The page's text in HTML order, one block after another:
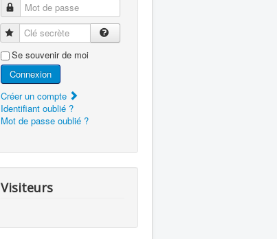
Mot de passe
Clé secrète
Se souvenir de moi
Connexion
Créer un compte
Identifiant oublié ?
Mot de passe oublié ?
Visiteurs